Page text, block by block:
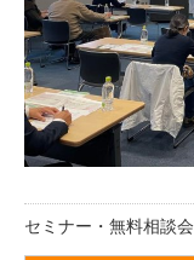
セミナー・無料相談会